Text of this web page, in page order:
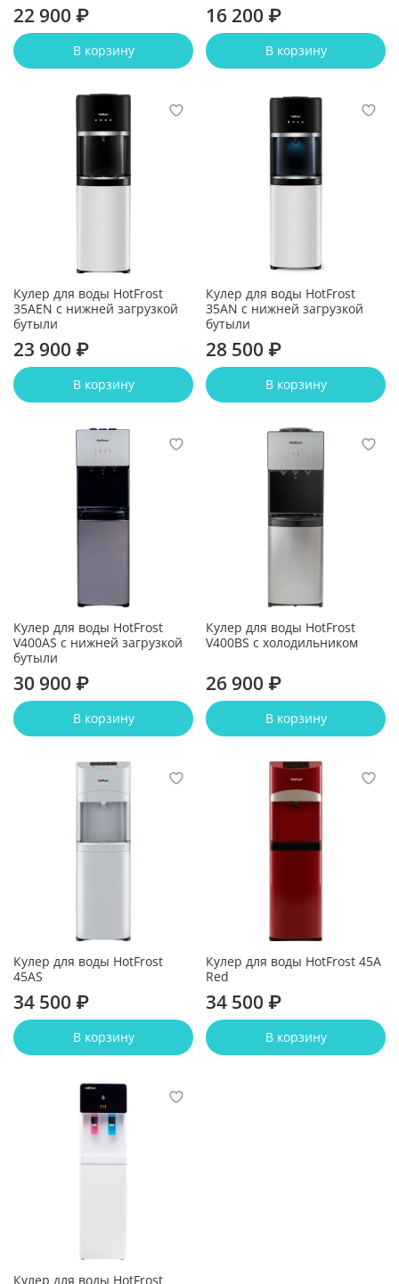
22 900 ₽
В корзину
16 200 ₽
В корзину
Кулер для воды HotFrost
35AEN с нижней загрузкой
бутыли
23 900 ₽
В корзину
Кулер для воды HotFrost
35AN с нижней загрузкой
бутыли
28 500 ₽
В корзину
Кулер для воды HotFrost
V400AS с нижней загрузкой
бутыли
30 900 ₽
В корзину
Кулер для воды HotFrost
V400BS с холодильником
26 900 ₽
В корзину
Кулер для воды HotFrost
45AS
34 500 ₽
В корзину
Кулер для воды HotFrost 45A
Red
34 500 ₽
В корзину
Кулер для воды HotFrost